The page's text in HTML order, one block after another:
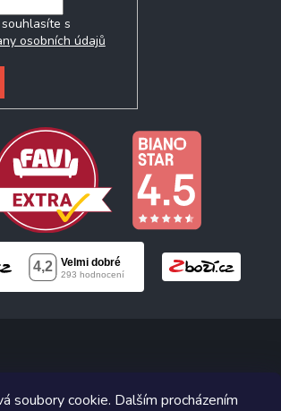
soubory cookie. Dalším procházením
s
osobních údajů
Neonabytek.cz . Všechna práva vyhrazena.